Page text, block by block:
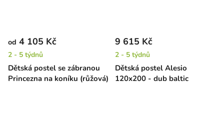
Dětská postel se zábranou
Princezna na koníku (růžová)
od 4 105 Kč
2 - 5 týdnů
Dětská postel Alesio
120x200 - dub baltic
9 615 Kč
2 - 5 týdnů